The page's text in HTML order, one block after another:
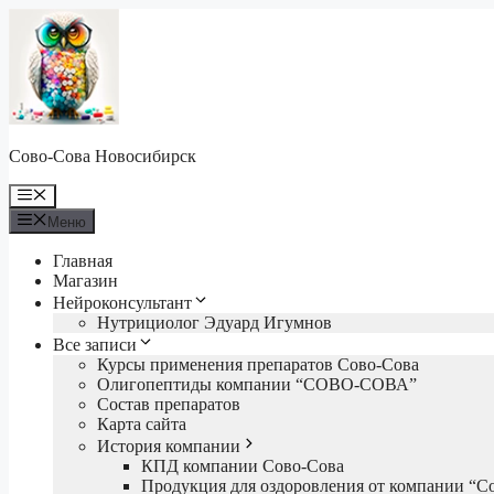
Перейти
содержимому
Сово-Сова Новосибирск
Меню
Меню
Главная
Магазин
Нейроконсультант
Нутрициолог Эдуард Игумнов
Все записи
Курсы применения препаратов Сово-Сова
Олигопептиды компании “СОВО-СОВА”
Состав препаратов
Карта сайта
История компании
КПД компании Сово-Сова
Продукция для оздоровления от компании